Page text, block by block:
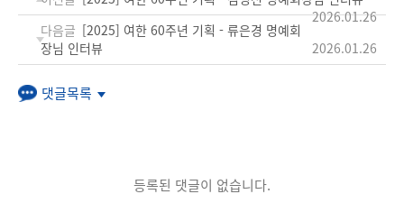
2026.01.26
다음글 [2025] 여한 60주년 기획 - 류은경 명예회
장님 인터뷰
2026.01.26
댓글목록
등록된 댓글이 없습니다.